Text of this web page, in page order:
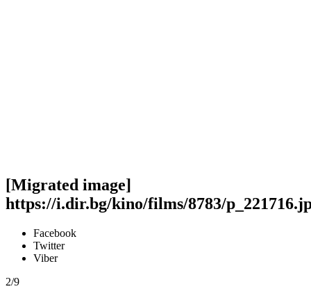
[Migrated image]
https://i.dir.bg/kino/films/8783/
Facebook
Twitter
Viber
2/9